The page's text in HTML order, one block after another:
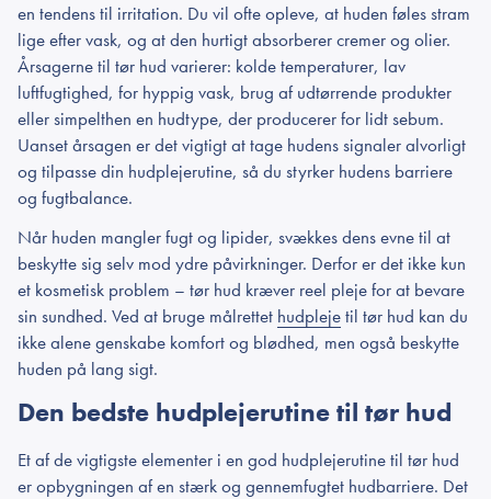
en tendens til irritation. Du vil ofte opleve, at huden føles stram
lige efter vask, og at den hurtigt absorberer cremer og olier.
Årsagerne til tør hud varierer: kolde temperaturer, lav
luftfugtighed, for hyppig vask, brug af udtørrende produkter
eller simpelthen en hudtype, der producerer for lidt sebum.
Uanset årsagen er det vigtigt at tage hudens signaler alvorligt
og tilpasse din hudplejerutine, så du styrker hudens barriere
og fugtbalance.
Når huden mangler fugt og lipider, svækkes dens evne til at
beskytte sig selv mod ydre påvirkninger. Derfor er det ikke kun
et kosmetisk problem – tør hud kræver reel pleje for at bevare
sin sundhed. Ved at bruge målrettet hudplejetil tør hud kan du
ikke alene genskabe komfort og blødhed, men også beskytte
huden på lang sigt.
Den bedste hudplejerutine til tør hud
Et af de vigtigste elementer i en god hudplejerutine til tør hud
er opbygningen af en stærk og gennemfugtet hudbarriere. Det